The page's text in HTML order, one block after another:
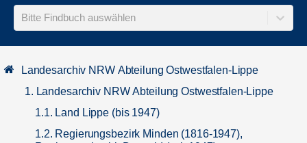
Bitte Findbuch auswählen
Landesarchiv NRW Abteilung Ostwestfalen-Lippe
1. Landesarchiv NRW Abteilung Ostwestfalen-Lippe
1.1. Land Lippe (bis 1947)
1.2. Regierungsbezirk Minden (1816-1947),